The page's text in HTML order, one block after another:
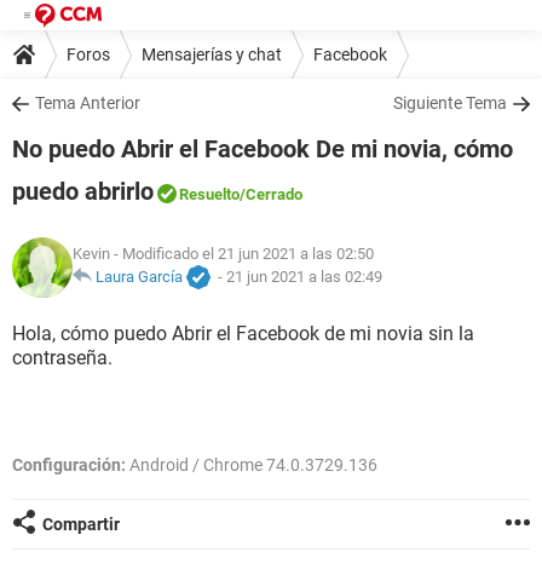
Foros Mensajerías y chat Facebook
Tema Anterior Siguiente Tema
No puedo Abrir el Facebook De mi novia, cómo
puedo abrirlo
Resuelto/Cerrado
Kevin - Modificado el 21 jun 2021 a las 02:50
Laura García
- 21 jun 2021 a las 02:49
Hola, cómo puedo Abrir el Facebook de mi novia sin la
contraseña.
Configuración: Android / Chrome 74.0.3729.136
Compartir